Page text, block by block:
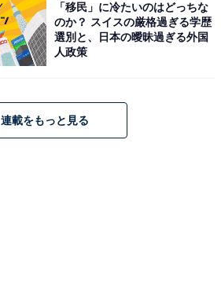
「移民」に冷たいのはどっちな
のか？ スイスの厳格過ぎる学歴
選別と、日本の曖昧過ぎる外国
人政策
連載をもっと見る